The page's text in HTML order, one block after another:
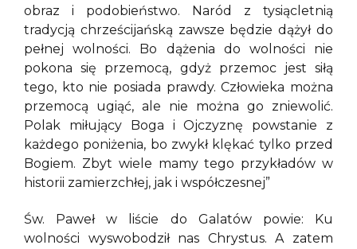
obraz i podobieństwo. Naród z tysiącletnią
tradycją chrześcijańską zawsze będzie dążył do
pełnej wolności. Bo dążenia do wolności nie
pokona się przemocą, gdyż przemoc jest siłą
tego, kto nie posiada prawdy. Człowieka można
przemocą ugiąć, ale nie można go zniewolić.
Polak miłujący Boga i Ojczyznę powstanie z
każdego poniżenia, bo zwykł klękać tylko przed
Bogiem. Zbyt wiele mamy tego przykładów w
historii zamierzchłej, jak i współczesnej”
Św. Paweł w liście do Galatów powie: Ku
wolności wyswobodził nas Chrystus. A zatem